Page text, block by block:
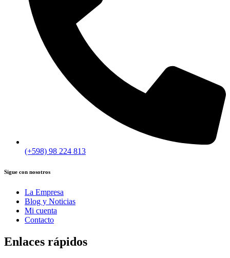
(+598) 98 224 813
Sigue con nosotros
La Empresa
Blog y Noticias
Mi cuenta
Contacto
Enlaces rápidos